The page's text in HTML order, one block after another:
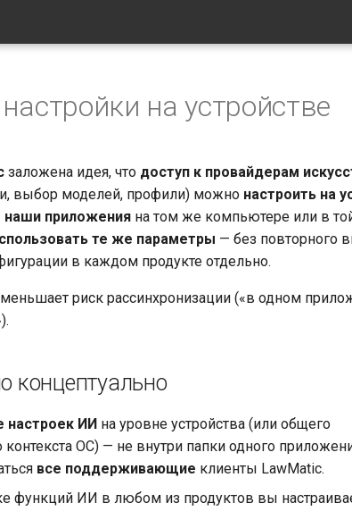
на устройстве
заложена идея, что доступ к провайдерам
выбор моделей, профили) можно настроить на
наши приложения на том же компьютере или в
те же параметры — без повторного
в каждом продукте отдельно.
риск рассинхронизации («в одном
концептуально
настроек ИИ на уровне устройства (или общего
контекста ОС) — не внутри папки одного
все поддерживающие клиенты LawMatic.
функций ИИ в любом из продуктов вы